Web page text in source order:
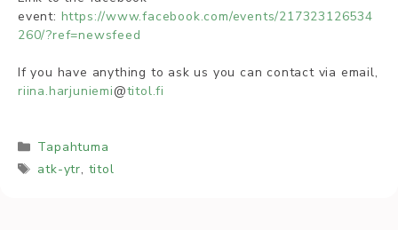
event: https://www.facebook.com/events/217323126534
260/?ref=newsfeed
If you have anything to ask us you can contact via email,
riina.harjuniemi@titol.fi
Kategoriat
Tapahtuma
Avainsanat
atk-ytr, titol